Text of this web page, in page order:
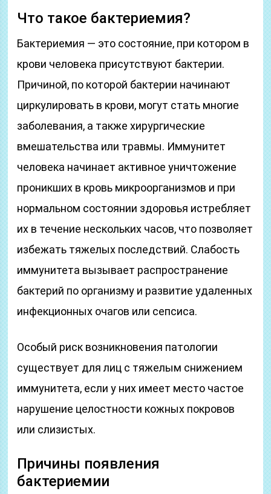
Что такое бактериемия?
Бактериемия — это состояние, при котором в
крови человека присутствуют бактерии.
Причиной, по которой бактерии начинают
циркулировать в крови, могут стать многие
заболевания, а также хирургические
вмешательства или травмы. Иммунитет
человека начинает активное уничтожение
проникших в кровь микроорганизмов и при
нормальном состоянии здоровья истребляет
их в течение нескольких часов, что позволяет
избежать тяжелых последствий. Слабость
иммунитета вызывает распространение
бактерий по организму и развитие удаленных
инфекционных очагов или сепсиса.
Особый риск возникновения патологии
существует для лиц с тяжелым снижением
иммунитета, если у них имеет место частое
нарушение целостности кожных покровов
или слизистых.
Причины появления
бактериемии